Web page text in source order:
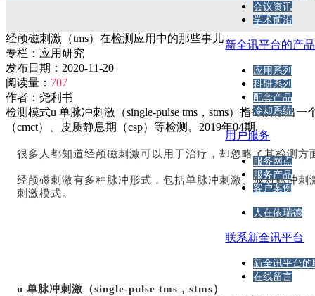
会议资讯
学术前沿
新全讯平台的产
应用系列
科研系列
配套产品
冷却系统
用户服务
服务网点
服务产品
客户案例
人在依瑞德
联系新全讯平台
新全讯平台的
在线留言
经颅磁刺激（tms）在检测应用中的那些事儿
专栏： 应用研究
发布日期： 2020-11-20
阅读量： 707
作者： 尧利书
检测模式u 单脉冲刺激（single-pulse tms，stms）指每次输出
（cmct）、皮质静息期（csp）等检测。2019年04期.
很多人都知道经颅磁刺激可以用于治疗，却忽略了其检测
经颅磁刺激有多种脉冲形式，包括单脉冲刺激、成对脉冲刺
刺激模式。
u 单脉冲刺激 （single-pulse tms ， stms）